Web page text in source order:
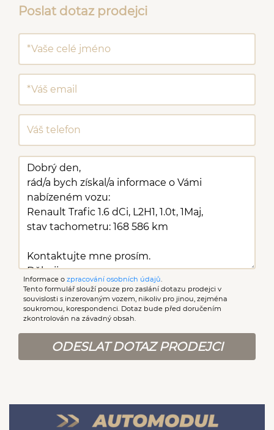
Poslat dotaz prodejci
Informace o zpracování osobních údajů
Tento formulář slouží pouze pro zaslání dotazu prodejci v
souvislosti s inzerovaným vozem, nikoliv pro jinou, zejména
soukromou, korespondenci. Dotaz bude před doručením
zkontrolován na závadný obsah.
ODESLAT DOTAZ PRODEJCI